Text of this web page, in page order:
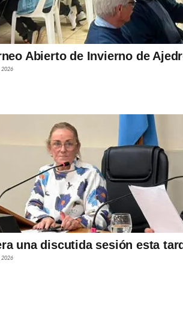
Abierto de Invierno de
2026
una discutida sesión esta
2026